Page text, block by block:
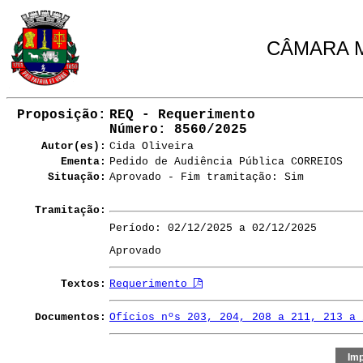
CÂMARA
Proposição: REQ - Requerimento
Número : 8560/2025
Autor(es): Cida Oliveira
Ementa: Pedido de Audiência Pública CORREIOS
Situação: Aprovado - Fim tramitação: Sim
Tramitação:
Período: 02/12/2025 a 02/12/2025
Aprovado
Textos: Requerimento
Documentos: Ofícios nºs 203, 204, 208 a 211, 213 a